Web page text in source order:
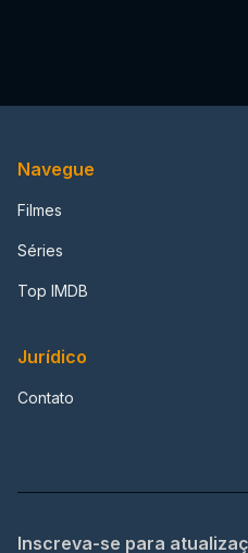
Navegue
Filmes
Séries
Top IMDB
Jurídico
Contato
Inscreva-se para